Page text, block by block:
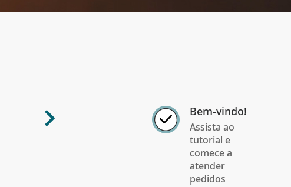
Bem-vindo!
Assista ao
tutorial e
comece a
atender
pedidos